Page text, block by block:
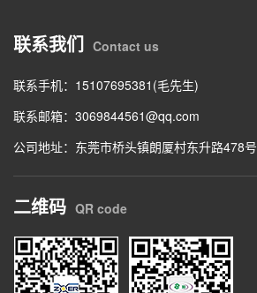
联系我们 Contact us
联系手机：15107695381(毛先生)
联系邮箱： 3069844561@qq.com
公司地址：东莞市桥头镇朗厦村东升路478号
二维码 QR code